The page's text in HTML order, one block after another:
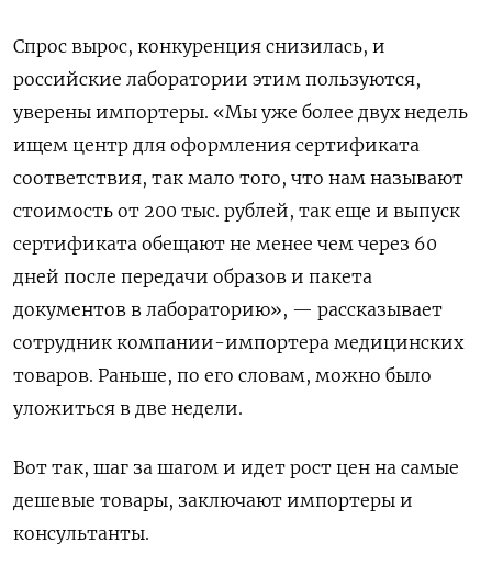
Спрос вырос, конкуренция снизилась, и
российские лаборатории этим пользуются,
уверены импортеры. «Мы уже более двух недель
ищем центр для оформления сертификата
соответствия, так мало того, что нам называют
стоимость от 200 тыс. рублей, так еще и выпуск
сертификата обещают не менее чем через 60
дней после передачи образов и пакета
документов в лабораторию», — рассказывает
сотрудник компании-импортера медицинских
товаров. Раньше, по его словам, можно было
уложиться в две недели.
Вот так, шаг за шагом и идет рост цен на самые
дешевые товары, заключают импортеры и
консультанты.